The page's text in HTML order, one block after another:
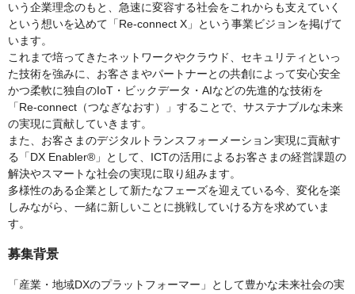
いう企業理念のもと、急速に変容する社会をこれからも支えていく
という想いを込めて「Re-connect X」という事業ビジョンを掲げて
います。
これまで培ってきたネットワークやクラウド、セキュリティといっ
た技術を強みに、お客さまやパートナーとの共創によって安心安全
かつ柔軟に独自のIoT・ビックデータ・AIなどの先進的な技術を
「Re-connect（つなぎなおす）」することで、サステナブルな未来
の実現に貢献していきます。
また、お客さまのデジタルトランスフォーメーション実現に貢献す
る「DX Enabler®」として、ICTの活用によるお客さまの経営課題の
解決やスマートな社会の実現に取り組みます。
多様性のある企業として新たなフェーズを迎えている今、変化を楽
しみながら、一緒に新しいことに挑戦していける方を求めていま
す。
募集背景
「産業・地域DXのプラットフォーマー」として豊かな未来社会の実